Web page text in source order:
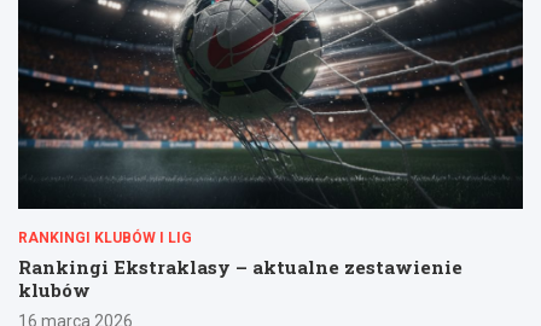
RANKINGI KLUBÓW I LIG
Rankingi Ekstraklasy – aktualne zestawienie
klubów
16 marca 2026